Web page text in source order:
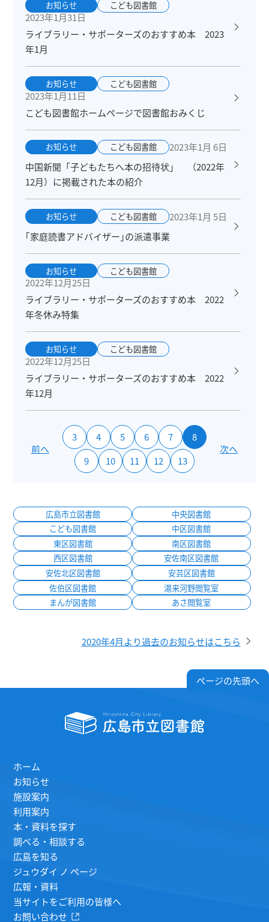
お知らせ こども図書館
2023年1月31日
ライブラリー・サポーターズのおすすめ本 2023
年1月
お知らせ こども図書館
2023年1月11日
こども図書館ホームページで図書館おみくじ
お知らせ こども図書館
2023年1月 6日
中国新聞「子どもたちへ本の招待状」 （2022年
12月）に掲載された本の紹介
お知らせ こども図書館
2023年1月 5日
｢家庭読書アドバイザー｣の派遣事業
お知らせ こども図書館
2022年12月25日
ライブラリー・サポーターズのおすすめ本 2022
年冬休み特集
お知らせ こども図書館
2022年12月25日
ライブラリー・サポーターズのおすすめ本 2022
年12月
前へ
3 4 5 6 7
8
9
10 11 12 13
次へ
広島市立図書館
中央図書館
こども図書館
中区図書館
東区図書館
南区図書館
西区図書館
安佐南区図書館
安佐北区図書館
安芸区図書館
佐伯区図書館
湯来河野閲覧室
まんが図書館
あさ閲覧室
2020年4月より過去のお知らせはこちら
ページの先頭へ
ホーム
お知らせ
施設案内
利用案内
本・資料を探す
調べる・相談する
広島を知る
ジュウダイ ノ ページ
広報・資料
当サイトをご利用の皆様へ
お問い合わせ